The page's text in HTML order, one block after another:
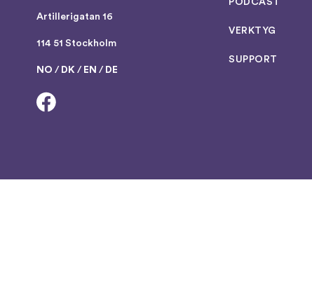
Artillerigatan 16
114 51 Stockholm
NO / DK / EN / DE
VERKTYG
SUPPORT